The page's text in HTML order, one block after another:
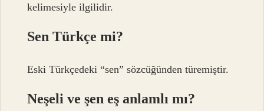
kelimesiyle ilgilidir.
Sen Türkçe mi?
Eski Türkçedeki “sen” sözcüğünden türemiştir.
Neşeli ve şen eş anlamlı mı?